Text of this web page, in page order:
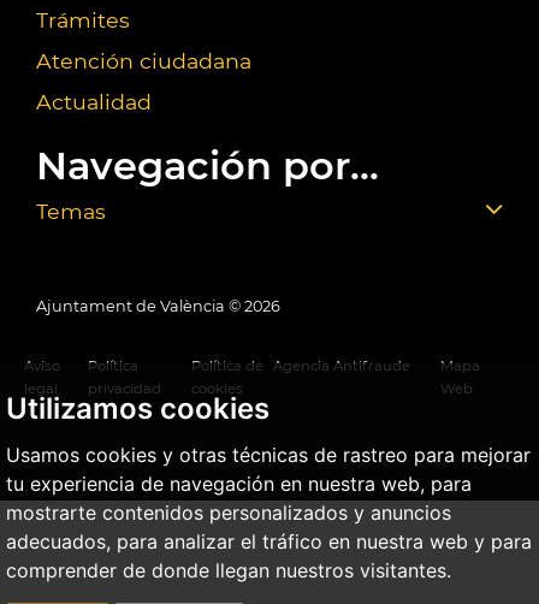
Utilizamos cookies
Usamos cookies y otras técnicas de rastreo para mejorar
tu experiencia de navegación en nuestra web, para
mostrarte contenidos personalizados y anuncios
adecuados, para analizar el tráfico en nuestra web y para
comprender de donde llegan nuestros visitantes.
Trámites
Atención ciudadana
Actualidad
Navegación por...
Temas
Ajuntament de València © 2026
Aviso
legal
Política
privacidad
Política de
cookies
Agencia Antifraude
Mapa
Web